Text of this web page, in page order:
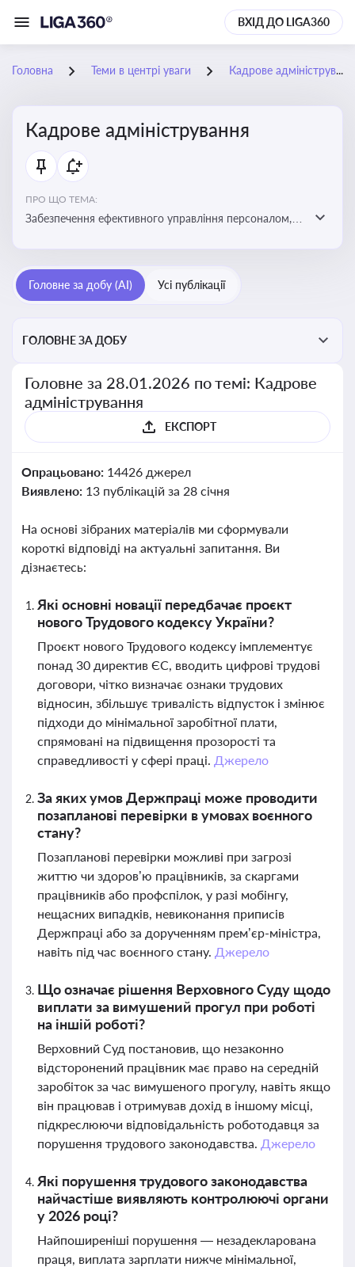
ВХІД ДО LIGA360
Головна Теми в центрі уваги Кадрове адміністрування
Кадрове адміністрування
ПРО ЩО ТЕМА:
Забезпечення ефективного управління персоналом,
Головне за добу (AI) Усі публікації
ГОЛОВНЕ ЗА ДОБУ
Головне за 28.01.2026 по темі: Кадрове
адміністрування
ЕКСПОРТ
Опрацьовано: 14426 джерел
Виявлено: 13 публікацій за 28 січня
На основі зібраних матеріалів ми сформували
короткі відповіді на актуальні запитання. Ви
дізнаєтесь:
Які основні новації передбачає проєкт
нового Трудового кодексу України?
Проєкт нового Трудового кодексу імплементує
понад 30 директив ЄС, вводить цифрові трудові
договори, чітко визначає ознаки трудових
відносин, збільшує тривалість відпусток і змінює
підходи до мінімальної заробітної плати,
спрямовані на підвищення прозорості та
справедливості у сфері праці. Джерело
За яких умов Держпраці може проводити
позапланові перевірки в умовах воєнного
стану?
Позапланові перевірки можливі при загрозі
життю чи здоров’ю працівників, за скаргами
працівників або профспілок, у разі мобінгу,
нещасних випадків, невиконання приписів
Держпраці або за дорученням прем’єр-міністра,
навіть під час воєнного стану. Джерело
Що означає рішення Верховного Суду щодо
виплати за вимушений прогул при роботі
на іншій роботі?
Верховний Суд постановив, що незаконно
відсторонений працівник має право на середній
заробіток за час вимушеного прогулу, навіть якщо
він працював і отримував дохід в іншому місці,
підкреслюючи відповідальність роботодавця за
порушення трудового законодавства. Джерело
Які порушення трудового законодавства
найчастіше виявляють контролюючі органи
у 2026 році?
Найпоширеніші порушення — незадекларована
праця, виплата зарплати нижче мінімальної,